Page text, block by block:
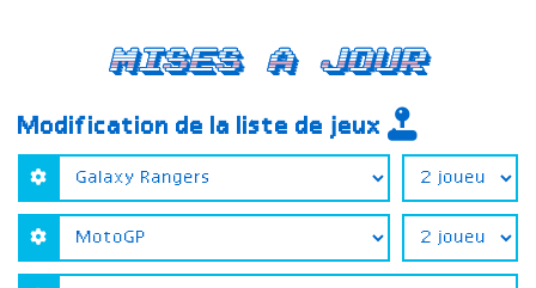
Mises a jour
Modification de la liste de jeux